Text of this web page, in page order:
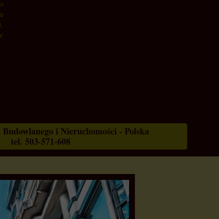
i Nieruchomości - Polska
tel. 503-571-608